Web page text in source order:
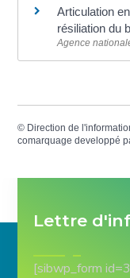
Articulation
résiliation du
Agence
© Direction de
comarquage developpé
Lettre
[sibwp_form